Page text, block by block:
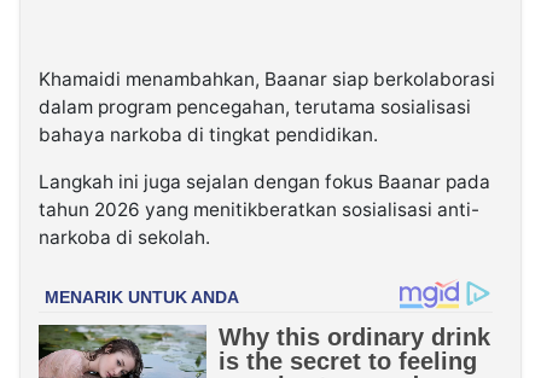
Khamaidi menambahkan, Baanar siap berkolaborasi
dalam program pencegahan, terutama sosialisasi
bahaya narkoba di tingkat pendidikan.
Langkah ini juga sejalan dengan fokus Baanar pada
tahun 2026 yang menitikberatkan sosialisasi anti-
narkoba di sekolah.